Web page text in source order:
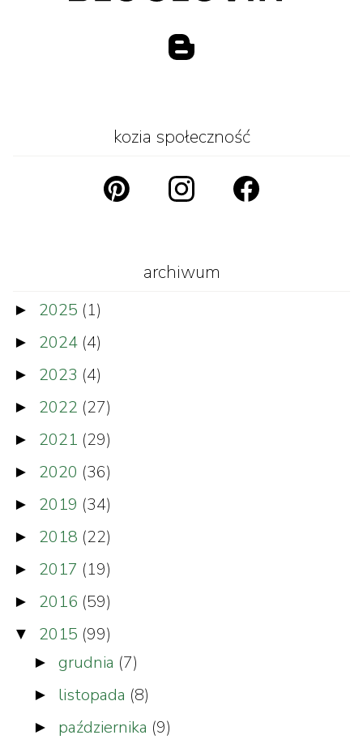
kozia społeczność
archiwum
► 2025 (1)
► 2024 (4)
► 2023 (4)
► 2022 (27)
► 2021 (29)
► 2020 (36)
► 2019 (34)
► 2018 (22)
► 2017 (19)
► 2016 (59)
▼ 2015 (99)
► grudnia (7)
► listopada (8)
► października (9)